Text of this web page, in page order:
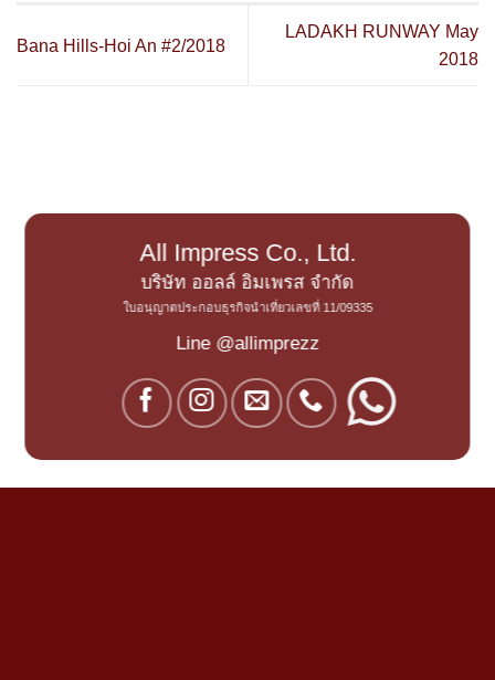
Bana Hills-Hoi An #2/2018
LADAKH RUNWAY May
2018
All Impress Co., Ltd.
บริษัท ออลล์ อิมเพรส จำกัด
ใบอนุญาตประกอบธุรกิจนำเที่ยวเลขที่ 11/09335
Line @allimprezz